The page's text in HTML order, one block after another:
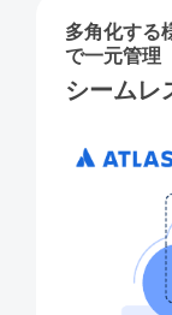
多角化する
で一元管理
シームレ